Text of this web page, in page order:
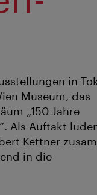
in
Museum, das
„150 Jahre
Als Auftakt
Kettner
in die